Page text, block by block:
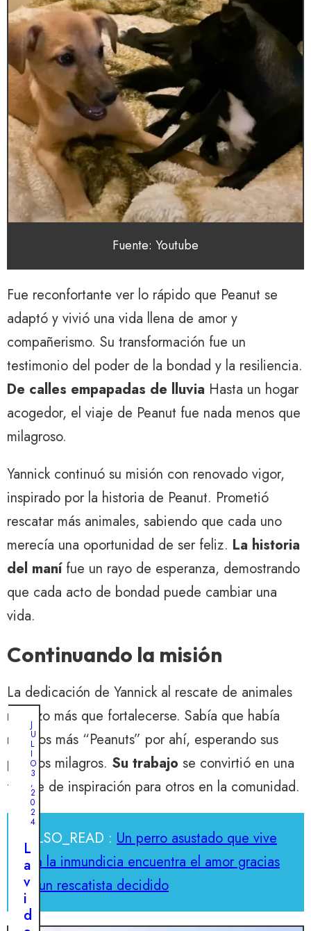
Fuente: Youtube
Fue reconfortante ver lo rápido que Peanut se
adaptó y vivió una vida llena de amor y
compañerismo. Su transformación fue un
testimonio del poder de la bondad y la resiliencia.
De calles empapadas de lluvia Hasta un hogar
acogedor, el viaje de Peanut fue nada menos que
milagroso.
Yannick continuó su misión con renovado vigor,
inspirado por la historia de Peanut. Prometió
rescatar más animales, sabiendo que cada uno
merecía una oportunidad de ser feliz. La historia
del manífue un rayo de esperanza, demostrando
que cada acto de bondad puede cambiar una
vida.
Continuando la misión
La dedicación de Yannick al rescate de animales
no hizo más que fortalecerse. Sabía que había
muchos más “Peanuts” por ahí, esperando sus
propios milagros. Su trabajo se convirtió en una
fuente de inspiración para otros en la comunidad.
ALSO_READ : Un perro asustado que vive
en la inmundicia encuentra el amor gracias
a un rescatista decidido
J
U
L
I
O
3
,
2
0
2
4
L
a
v
i
d